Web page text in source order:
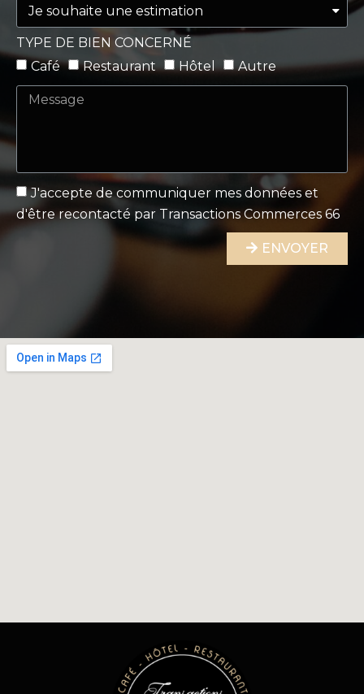
TYPE DE BIEN CONCERNÉ
Café
Restaurant Hôtel Autre
J'accepte de communiquer mes données et
d'être recontacté par Transactions Commerces 66
ENVOYER